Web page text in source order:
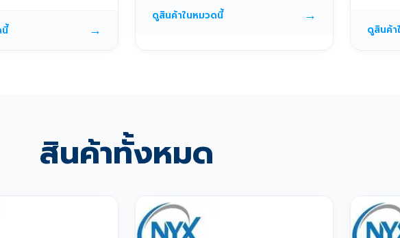
นี้ →
ดูสินค้าในหมวดนี้ →
ดูสินค้
สินค้าทั้งหมด